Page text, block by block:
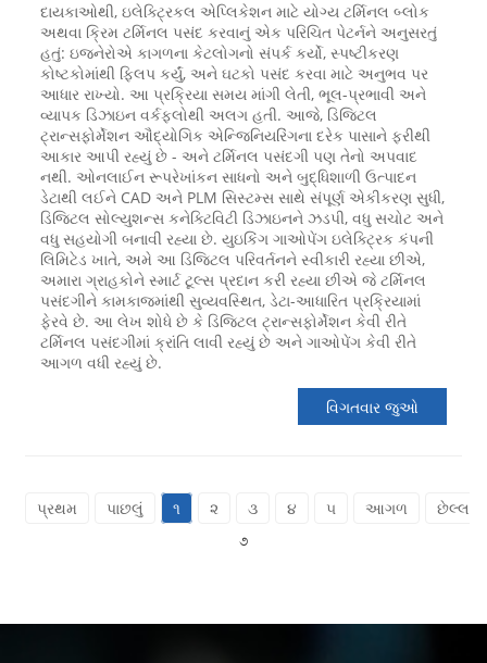
દાયકાઓથી, ઇલેક્ટ્રિકલ એપ્લિકેશન માટે યોગ્ય ટર્મિનલ બ્લોક
અથવા ક્રિમ ટર્મિનલ પસંદ કરવાનું એક પરિચિત પેટર્નને અનુસરતું
હતું: ઇજનેરોએ કાગળના કેટલોગનો સંપર્ક કર્યો, સ્પષ્ટીકરણ
કોષ્ટકોમાંથી ફ્લિપ કર્યું, અને ઘટકો પસંદ કરવા માટે અનુભવ પર
આધાર રાખ્યો. આ પ્રક્રિયા સમય માંગી લેતી, ભૂલ-પ્રભાવી અને
વ્યાપક ડિઝાઇન વર્કફ્લોથી અલગ હતી. આજે, ડિજિટલ
ટ્રાન્સફોર્મેશન ઔદ્યોગિક એન્જિનિયરિંગના દરેક પાસાને ફરીથી
આકાર આપી રહ્યું છે - અને ટર્મિનલ પસંદગી પણ તેનો અપવાદ
નથી. ઓનલાઈન રૂપરેખાંકન સાધનો અને બુદ્ધિશાળી ઉત્પાદન
ડેટાથી લઈને CAD અને PLM સિસ્ટમ્સ સાથે સંપૂર્ણ એકીકરણ સુધી,
ડિજિટલ સોલ્યુશન્સ કનેક્ટિવિટી ડિઝાઇનને ઝડપી, વધુ સચોટ અને
વધુ સહયોગી બનાવી રહ્યા છે. યુઇકિંગ ગાઓપેંગ ઇલેક્ટ્રિક કંપની
લિમિટેડ ખાતે, અમે આ ડિજિટલ પરિવર્તનને સ્વીકારી રહ્યા છીએ,
અમારા ગ્રાહકોને સ્માર્ટ ટૂલ્સ પ્રદાન કરી રહ્યા છીએ જે ટર્મિનલ
પસંદગીને કામકાજમાંથી સુવ્યવસ્થિત, ડેટા-આધારિત પ્રક્રિયામાં
ફેરવે છે. આ લેખ શોધે છે કે ડિજિટલ ટ્રાન્સફોર્મેશન કેવી રીતે
ટર્મિનલ પસંદગીમાં ક્રાંતિ લાવી રહ્યું છે અને ગાઓપેંગ કેવી રીતે
આગળ વધી રહ્યું છે.
વિગતવાર જુઓ
પ્રથમ પાછલું ૧ ૨ ૩ ૪ ૫ આગળ છેલ્લા
૭